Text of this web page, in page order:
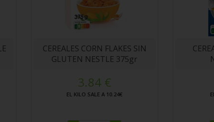
CEREALES CORN FLAKES SIN
GLUTEN NESTLE 375gr
3.84 €
EL KILO SALE A 10.24€